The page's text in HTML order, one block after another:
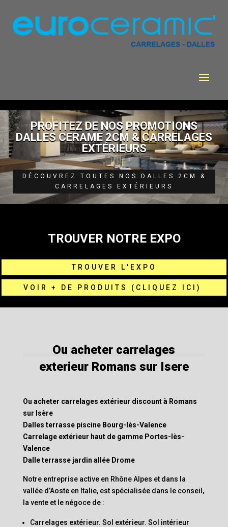
PROFITEZ DE NOS PROMOTIONS
DALLES CERAME 2CM & CARRELAGES
EXTÉRIEURS
DÉCOUVREZ TOUTES NOS DALLES 2CM &
CARRELAGES EXTÉRIEURS
TROUVER NOTRE EXPO
TROUVER L'EXPO
VOIR + DE PRODUITS (CLIQUEZ ICI)
Ou acheter carrelages
exterieur Romans sur Isere
Ou acheter carrelages extérieur discount à Romans
sur Isère
Dalles terrasse piscine Bourg-lès-Valence
Carrelage extérieur haut de gamme Portes-lès-
Valence
Dalle terrasse jardin allée Drome
Notre entreprise active en Rhône Alpes et dans la
vallée d’Aoste en Italie, est spécialisée dans le conseil,
la vente et le négoce de :
Carrelages extérieur. Sol extérieur. Sol intérieur